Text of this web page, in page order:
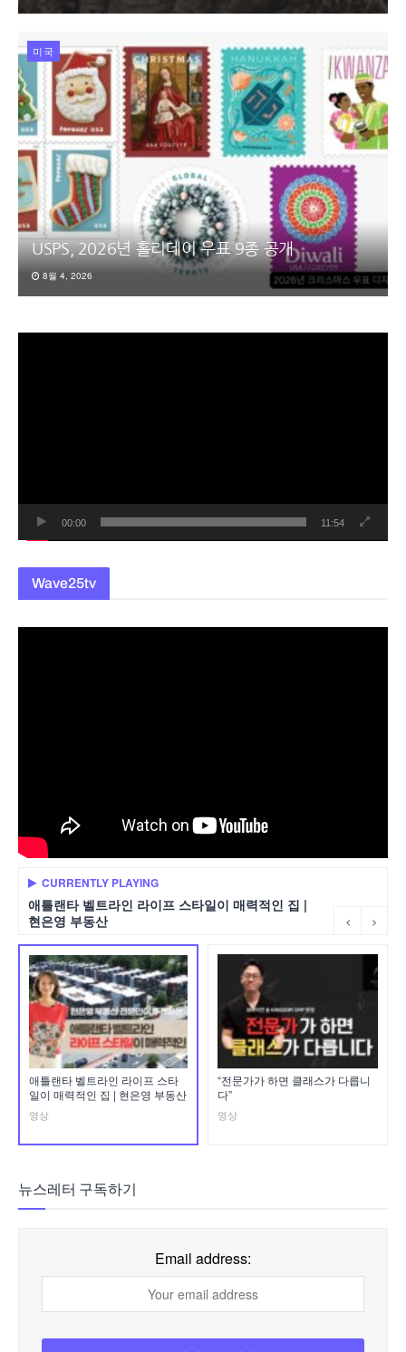
미국
USPS, 2026년 홀리데이 우표 9종 공개
8월 4, 2026
00:00 11:54
Wave25tv
CURRENTLY PLAYING
애틀랜타 벨트라인 라이프 스타일이 매력적인 집 |
현은영 부동산
애틀랜타 벨트라인 라이프 스타
일이 매력적인 집 | 현은영 부동산
영상
“전문가가 하면 클래스가 다릅니
다”
영상
뉴스레터 구독하기
Email address: